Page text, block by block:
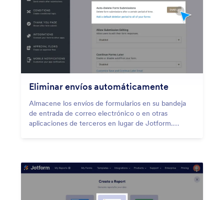
Eliminar envíos automáticamente
Almacene los envíos de formularios en su bandeja
de entrada de correo electrónico o en otras
aplicaciones de terceros en lugar de Jotform.